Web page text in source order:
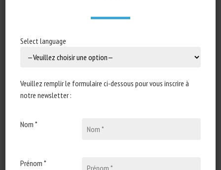
Review: The roles of individuality and
social life in shaping positive animal
Charlotte Goursot Sara Hintze, Maria Vilain Rørvang,
Océane Schmitt, David Arney, Xavier Boivin, Anita
Tallet, Manja Zupan Šemrov, Sébastien Goumon
Select language
Veuillez remplir le formulaire ci-dessous pour vous inscrire à
notre newsletter :
Nom *
Prénom *